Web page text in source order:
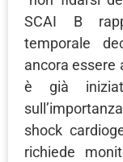
SCAI B
temporale
ancora essere
è già
shock
richiede